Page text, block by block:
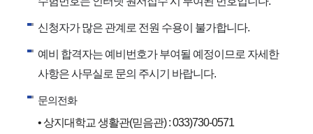
신청자가 많은 관계로 전원 수용이 불가합니다.
예비 합격자는 예비번호가 부여될 예정이므로 자세한
사항은 사무실로 문의 주시기 바랍니다.
문의전화
• 상지대학교 생활관(믿음관) : 033)730-0571